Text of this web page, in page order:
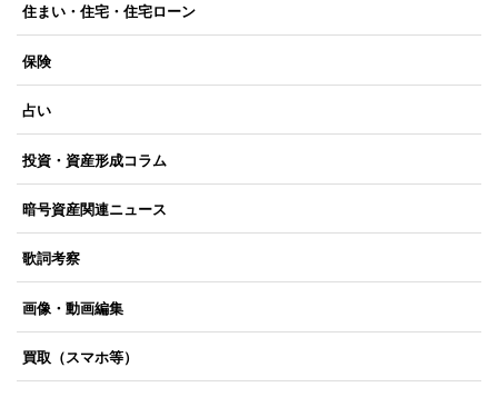
住まい・住宅・住宅ローン
保険
占い
投資・資産形成コラム
暗号資産関連ニュース
歌詞考察
画像・動画編集
買取（スマホ等）